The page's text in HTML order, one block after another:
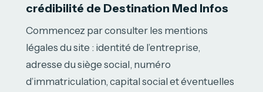
crédibilité de Destination Med Infos
Commencez par consulter les mentions
légales du site : identité de l’entreprise,
adresse du siège social, numéro
d’immatriculation, capital social et éventuelles